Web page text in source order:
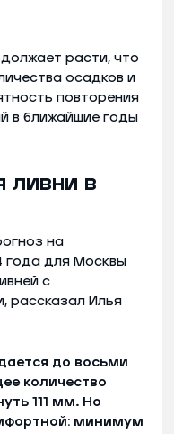
расти, что
осадков и
повторения
в ближайшие годы
ливни в
на
года для Москвы
с
рассказал Илья
до восьми
количество
111 мм. Но
минимум